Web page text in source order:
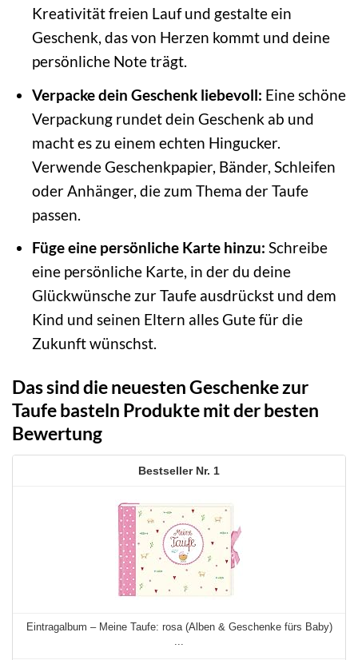
Kreativität freien Lauf und gestalte ein
Geschenk, das von Herzen kommt und deine
persönliche Note trägt.
Verpacke dein Geschenk liebevoll: Eine schöne
Verpackung rundet dein Geschenk ab und
macht es zu einem echten Hingucker.
Verwende Geschenkpapier, Bänder, Schleifen
oder Anhänger, die zum Thema der Taufe
passen.
Füge eine persönliche Karte hinzu: Schreibe
eine persönliche Karte, in der du deine
Glückwünsche zur Taufe ausdrückst und dem
Kind und seinen Eltern alles Gute für die
Zukunft wünschst.
Das sind die neuesten Geschenke zur
Taufe basteln Produkte mit der besten
Bewertung
1
Eintragalbum – Meine Taufe: rosa (Alben & Geschenke fürs Baby)